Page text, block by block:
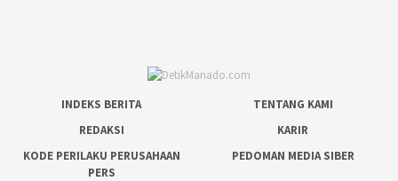
INDEKS BERITA
TENTANG KAMI
REDAKSI
KARIR
KODE PERILAKU PERUSAHAAN
PERS
PEDOMAN MEDIA SIBER